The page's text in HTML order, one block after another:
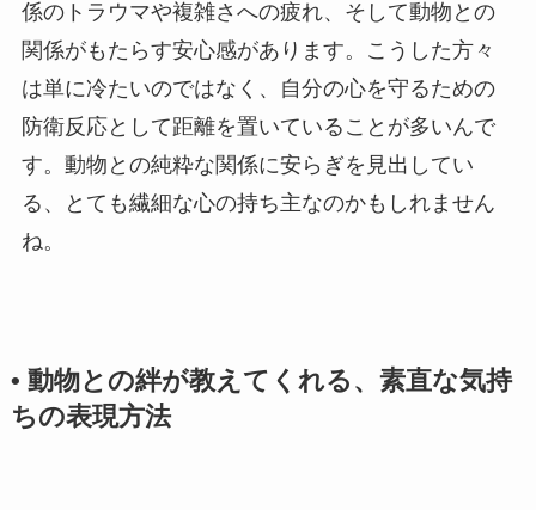
係のトラウマや複雑さへの疲れ、そして動物との
関係がもたらす安心感があります。こうした方々
は単に冷たいのではなく、自分の心を守るための
防衛反応として距離を置いていることが多いんで
す。動物との純粋な関係に安らぎを見出してい
る、とても繊細な心の持ち主なのかもしれません
ね。
• 動物との絆が教えてくれる、素直な気持
ちの表現方法